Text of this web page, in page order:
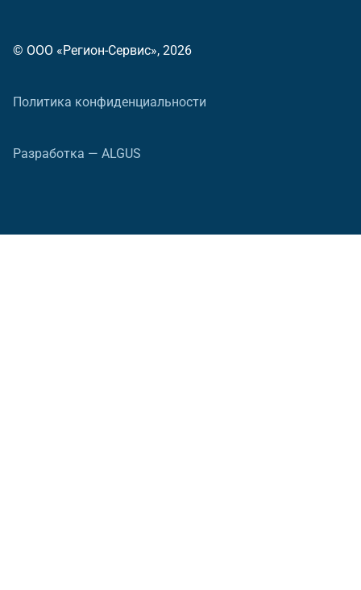
© ООО «Регион-Сервис», 2026
Политика конфиденциальности
Разработка — ALGUS